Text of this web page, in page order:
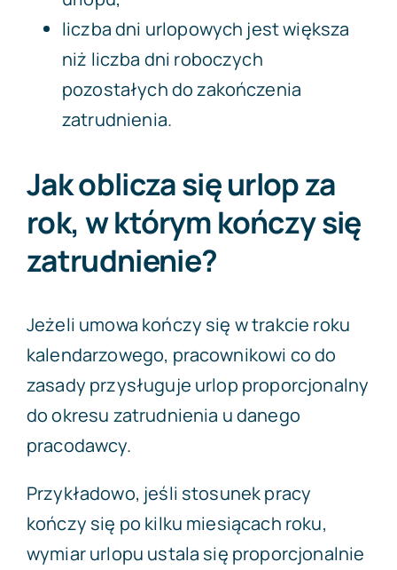
liczba dni urlopowych jest większa
niż liczba dni roboczych
pozostałych do zakończenia
zatrudnienia.
Jak oblicza się urlop za
rok, w którym kończy się
zatrudnienie?
Jeżeli umowa kończy się w trakcie roku
kalendarzowego, pracownikowi co do
zasady przysługuje urlop proporcjonalny
do okresu zatrudnienia u danego
pracodawcy.
Przykładowo, jeśli stosunek pracy
kończy się po kilku miesiącach roku,
wymiar urlopu ustala się proporcjonalnie